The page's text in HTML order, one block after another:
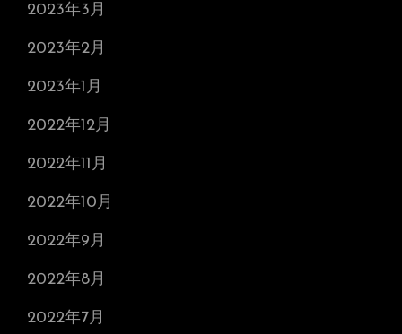
2023年3月
2023年2月
2023年1月
2022年12月
2022年11月
2022年10月
2022年9月
2022年8月
2022年7月